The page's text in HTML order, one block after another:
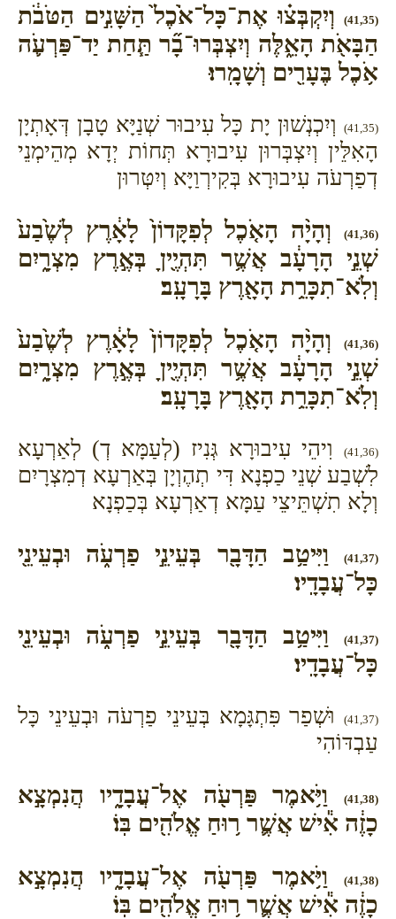
(41,35)
וְיִקְבְּצ֗וּ אֶת־כָּל־אֹ֙כֶל֙ הַשָּׁנִ֣ים הַטֹּבֹ֔ת
הַבָּאֹ֖ת הָאֵ֑לֶּה וְיִצְבְּרוּ־בָ֞ר תַּ֧חַת יַד־פַּרְעֹ֛ה
אֹ֥כֶל בֶּעָרִ֖ים וְשָׁמָֽרוּ׃
(41,35)
וְיִכְנְשׁוּן יָת כָּל עִיבוּר שְׁנַיָּא טָבָן דְּאָתְיָן
הָאִלֵּין וְיִצְבְּרוּן עִיבוּרָא תְּחוֹת יְדָא מְהֵימְנֵי
דְפַרְעֹה עִיבוּרָא בְּקִירְוַיָּא וְיִטְּרוּן
(41,36)
וְהָיָ֨ה הָאֹ֤כֶל לְפִקָּדוֹן֙ לָאָ֔רֶץ לְשֶׁ֙בַע֙
שְׁנֵ֣י הָרָעָ֔ב אֲשֶׁ֥ר תִּהְיֶ֖יןָ בְּאֶ֣רֶץ מִצְרָ֑יִם
וְלֹֽא־תִכָּרֵ֥ת הָאָ֖רֶץ בָּרָעָֽב׃
(41,36)
וְהָיָ֨ה הָאֹ֤כֶל לְפִקָּדוֹן֙ לָאָ֔רֶץ לְשֶׁ֙בַע֙
שְׁנֵ֣י הָרָעָ֔ב אֲשֶׁ֥ר תִּהְיֶ֖יןָ בְּאֶ֣רֶץ מִצְרָ֑יִם
וְלֹֽא־תִכָּרֵ֥ת הָאָ֖רֶץ בָּרָעָֽב׃
(41,36)
וִיהֵי עִיבוּרָא גְּנִיז (לְעַמָּא דְ) לְאַרְעָא
לִשְׁבַע שְׁנֵי כַפְנָא דִּי תְהֶוְיָן בְּאַרְעָא דְמִצְרָיִם
וְלָא תִשְׁתֵּיצֵי עַמָּא דְאַרְעָא בְּכַפְנָא
(41,37)
וַיִּיטַ֥ב הַדָּבָ֖ר בְּעֵינֵ֣י פַרְעֹ֑ה וּבְעֵינֵ֖י
כָּל־עֲבָדָֽיו׃
(41,37)
וַיִּיטַ֥ב הַדָּבָ֖ר בְּעֵינֵ֣י פַרְעֹ֑ה וּבְעֵינֵ֖י
כָּל־עֲבָדָֽיו׃
(41,37)
וּשְׁפַר פִּתְגָּמָא בְּעֵינֵי פַרְעֹה וּבְעֵינֵי כָּל
עַבְדּוֹהִי
(41,38)
וַיֹּ֥אמֶר פַּרְעֹ֖ה אֶל־עֲבָדָ֑יו הֲנִמְצָ֣א
כָזֶ֔ה אִ֕ישׁ אֲשֶׁ֛ר ר֥וּחַ אֱלֹהִ֖ים בּֽוֹ׃
(41,38)
וַיֹּ֥אמֶר פַּרְעֹ֖ה אֶל־עֲבָדָ֑יו הֲנִמְצָ֣א
כָזֶ֔ה אִ֕ישׁ אֲשֶׁ֛ר ר֥וּחַ אֱלֹהִ֖ים בּֽוֹ׃